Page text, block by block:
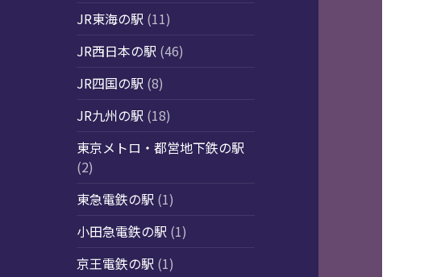
JR東海の駅 (11)
JR西日本の駅 (46)
JR四国の駅 (8)
JR九州の駅 (18)
東京メトロ・都営地下鉄の駅
(2)
東急電鉄の駅 (1)
小田急電鉄の駅 (1)
京王電鉄の駅 (1)